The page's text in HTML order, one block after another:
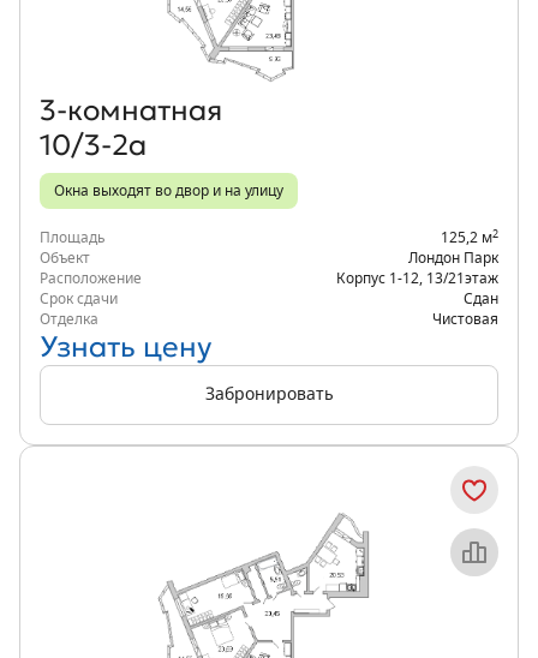
3‑комнатная
10/3-2а
Окна выходят во двор и на улицу
Площадь 125,2 м2
Объект
Лондон Парк
Расположение
Корпус 1-12 13/21 этаж
Срок сдачи
Сдан
Отделка
Чистовая
Узнать цену
Забронировать